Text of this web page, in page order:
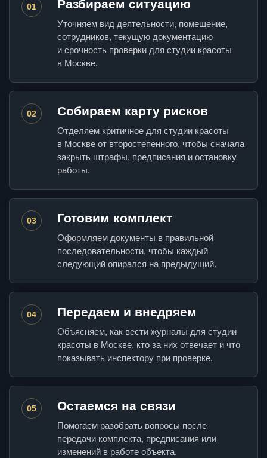
01 Разбираем ситуацию
Уточняем вид деятельности, помещение,
сотрудников, текущую документацию
и срочность проверки для студии красоты
в Москве.
02 Собираем карту рисков
Отделяем критичное для студии красоты
в Москве от второстепенного, чтобы сначала
закрыть штрафы, предписания и остановку
работы.
03 Готовим комплект
Оформляем документы в правильной
последовательности, чтобы каждый
следующий опирался на предыдущий.
04 Передаем и внедряем
Объясняем, как вести журналы для студии
красоты в Москве, кто за них отвечает и что
показывать инспектору при проверке.
05 Остаемся на связи
Помогаем разобрать вопросы после
передачи комплекта, предписания или
изменений в работе объекта.